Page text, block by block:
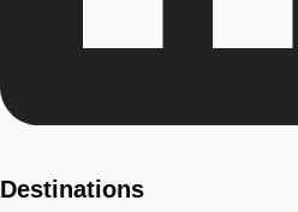
Destinations